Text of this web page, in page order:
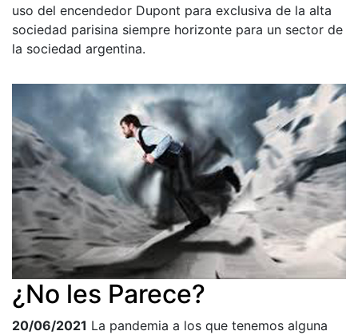
uso del encendedor Dupont para exclusiva de la alta
sociedad parisina siempre horizonte para un sector de
la sociedad argentina.
¿No les Parece?
20/06/2021 La pandemia a los que tenemos alguna